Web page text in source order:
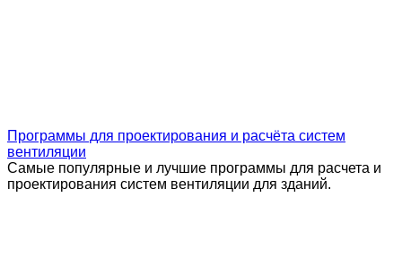
Программы для проектирования и расчёта систем
вентиляции
Самые популярные и лучшие программы для расчета и
проектирования систем вентиляции для зданий.